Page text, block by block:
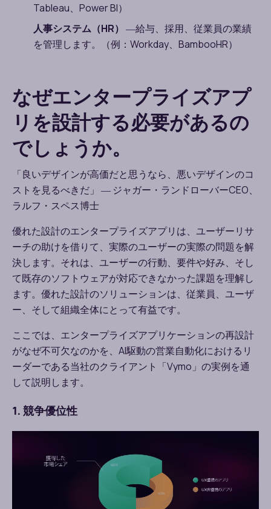
Tableau、 Power BI）
人事システム（HR） ―給与、採用、従業員の業績
を管理します。（例： Workday、 BambooHR）
なぜエンタープライズアプ
リを設計する必要があるの
でしょうか。
「良いデザインが高価だと思うなら、悪いデザインのコ
ストを見るべきだ」 ― ジャガー・ランドローバーCEO、
ラルフ・スペス博士
優れた設計のエンタープライズアプリは、ユーザーリサ
ーチの助けを借りて、実際のユーザーの実際の問題を解
決します。それは、ユーザーの行動、要件や好み、そし
て既存のソフトウェアが対応できなかった課題を理解し
ます。優れた設計のソリューションは、従業員、ユーザ
ー、そして組織全体にとって有益です。
ここでは、エンタープライズアプリケーションの再設計
がなぜ不可欠なのかを、 AI駆動の営業自動化におけるリ
ーダーである当社のクライアント「Vymo 」の実例を通
して説明します。
1. 競争優位性